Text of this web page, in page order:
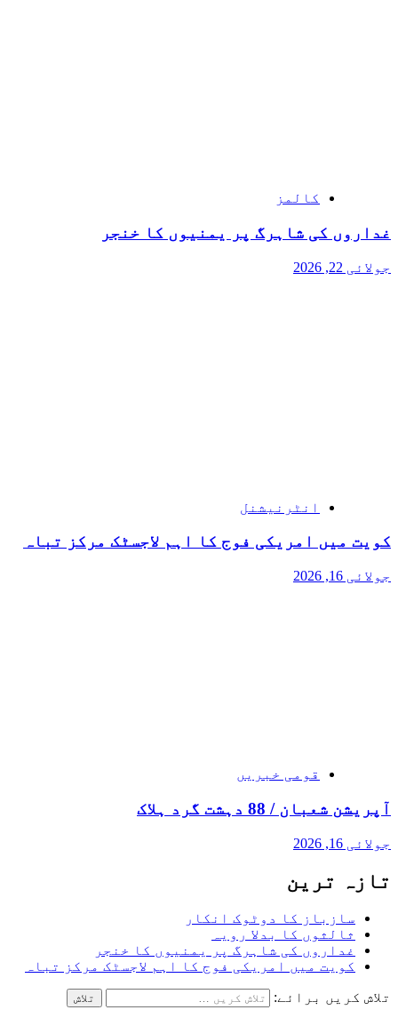
کالمز
غداروں کی شاہرگ پر یمنیوں کا خنجر
جولائی 22, 2026
انٹرنیشنل
کویت میں امریکی فوج کا اہم لاجسٹک مرکز تباہ
جولائی 16, 2026
قومی خبریں
آپریشن شعبان / 88 دہشت گرد ہلاک
جولائی 16, 2026
تازہ ترین
سازباز کا دوٹوک انکار
ثالثوں کا بدلا رویہ
غداروں کی شاہرگ پر یمنیوں کا خنجر
کویت میں امریکی فوج کا اہم لاجسٹک مرکز تباہ
تلاش کریں برائے: